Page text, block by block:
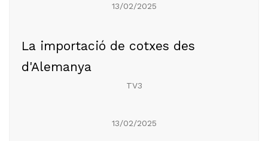
13/02/2025
La importació de cotxes des
d'Alemanya
TV3
13/02/2025